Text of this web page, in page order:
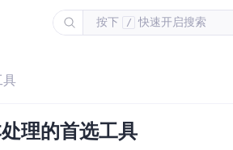
按下 / 快速开启搜索
具
理的首选工具